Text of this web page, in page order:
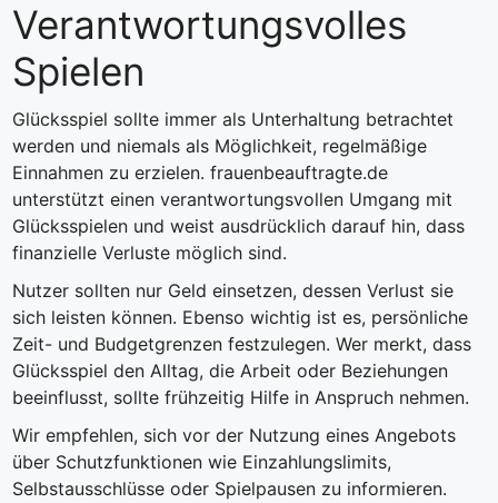
Verantwortungsvolles
Spielen
Glücksspiel sollte immer als Unterhaltung betrachtet
werden und niemals als Möglichkeit, regelmäßige
Einnahmen zu erzielen. frauenbeauftragte.de
unterstützt einen verantwortungsvollen Umgang mit
Glücksspielen und weist ausdrücklich darauf hin, dass
finanzielle Verluste möglich sind.
Nutzer sollten nur Geld einsetzen, dessen Verlust sie
sich leisten können. Ebenso wichtig ist es, persönliche
Zeit- und Budgetgrenzen festzulegen. Wer merkt, dass
Glücksspiel den Alltag, die Arbeit oder Beziehungen
beeinflusst, sollte frühzeitig Hilfe in Anspruch nehmen.
Wir empfehlen, sich vor der Nutzung eines Angebots
über Schutzfunktionen wie Einzahlungslimits,
Selbstausschlüsse oder Spielpausen zu informieren.